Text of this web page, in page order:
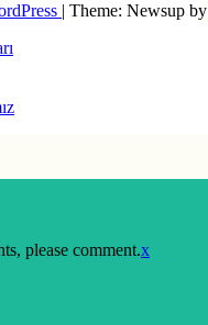
Theme: Newsup by
please comment.x